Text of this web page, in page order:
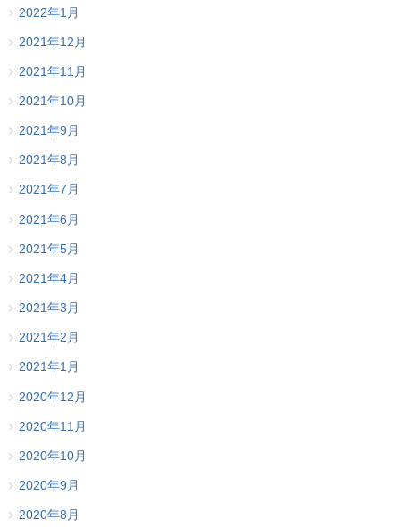
2022年1月
2021年12月
2021年11月
2021年10月
2021年9月
2021年8月
2021年7月
2021年6月
2021年5月
2021年4月
2021年3月
2021年2月
2021年1月
2020年12月
2020年11月
2020年10月
2020年9月
2020年8月